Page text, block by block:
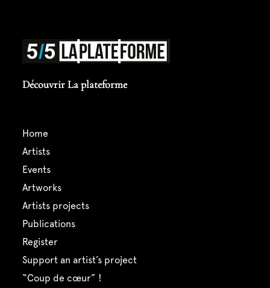
Découvrir La plateforme
home
artists
events
artworks
artists projects
publications
register
support an artist’s project
“coup de cœur” !